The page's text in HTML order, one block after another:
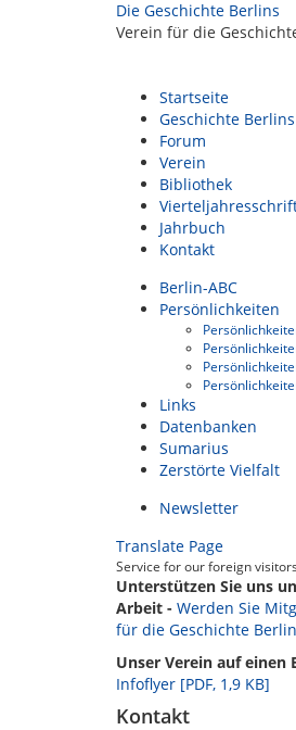
Die Geschichte Berlins
Verein für die
Startseite
Geschichte Berlins
Forum
Verein
Bibliothek
Jahrbuch
Kontakt
Berlin-ABC
Persönlichkeiten
Links
Datenbanken
Sumarius
Zerstörte Vielfalt
Newsletter
Translate Page
Service for our foreign visitors
Unterstützen Sie uns
Arbeit - Werden Sie
für die Geschichte
Unser Verein auf einen
Infoflyer [PDF, 1,9 KB]
Kontakt